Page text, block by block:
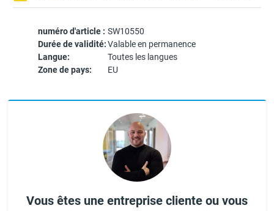
numéro d'article : SW10550
Durée de validité:Valable en permanence
Langue:
Toutes les langues
Zone de pays:
EU
Vous êtes une entreprise cliente ou vous